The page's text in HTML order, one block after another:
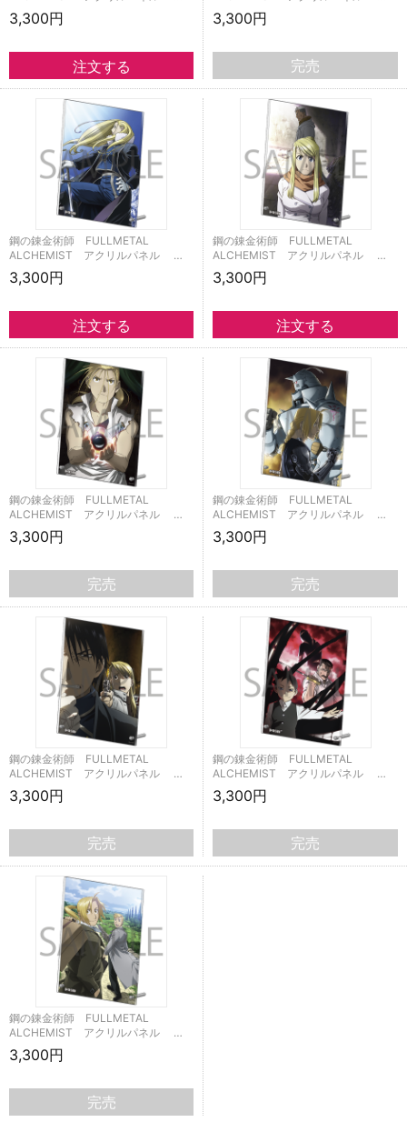
3,300円 3,300円
完売
鋼の錬金術師 FULLMETAL
ALCHEMIST アクリルパネル …
3,300円
鋼の錬金術師 FULLMETAL
ALCHEMIST アクリルパネル …
3,300円
鋼の錬金術師 FULLMETAL
ALCHEMIST アクリルパネル …
3,300円
完売
鋼の錬金術師 FULLMETAL
ALCHEMIST アクリルパネル …
3,300円
完売
鋼の錬金術師 FULLMETAL
ALCHEMIST アクリルパネル …
3,300円
完売
鋼の錬金術師 FULLMETAL
ALCHEMIST アクリルパネル …
3,300円
完売
鋼の錬金術師 FULLMETAL
ALCHEMIST アクリルパネル …
3,300円
完売